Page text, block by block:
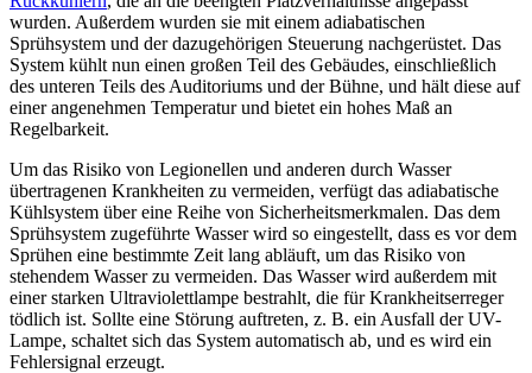
wurden. Außerdem wurden sie mit einem adiabatischen
Sprühsystem und der dazugehörigen Steuerung nachgerüstet. Das
System kühlt nun einen großen Teil des Gebäudes, einschließlich
des unteren Teils des Auditoriums und der Bühne, und hält diese auf
einer angenehmen Temperatur und bietet ein hohes Maß an
Regelbarkeit.
Um das Risiko von Legionellen und anderen durch Wasser
übertragenen Krankheiten zu vermeiden, verfügt das adiabatische
Kühlsystem über eine Reihe von Sicherheitsmerkmalen. Das dem
Sprühsystem zugeführte Wasser wird so eingestellt, dass es vor dem
Sprühen eine bestimmte Zeit lang abläuft, um das Risiko von
stehendem Wasser zu vermeiden. Das Wasser wird außerdem mit
einer starken Ultraviolettlampe bestrahlt, die für Krankheitserreger
tödlich ist. Sollte eine Störung auftreten, z. B. ein Ausfall der UV-
Lampe, schaltet sich das System automatisch ab, und es wird ein
Fehlersignal erzeugt.